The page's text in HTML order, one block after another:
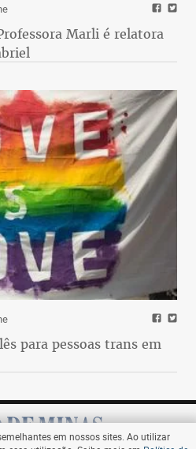
Marli é relatora
para pessoas trans em
em nossos sites. Ao utilizar